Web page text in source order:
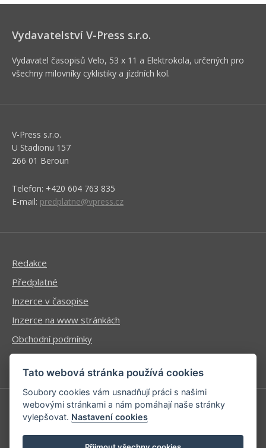
Vydavatelství V-Press s.r.o.
Vydavatel časopisů Velo, 53 x 11 a Elektrokola, určených pro
všechny milovníky cyklistiky a jízdních kol.
V-Press s.r.o.
U Stadionu 157
266 01 Beroun
Telefon: +420 604 763 835
E-mail: predplatne@vpress.cz
Redakce
Předplatné
Inzerce v časopise
Inzerce na www stránkách
Obchodní podmínky
Ochrana osobních údajů
Příhlášení | Registrace
Kontaktní informace
Tato webová stránka používá cookies
Soubory cookies vám usnadňují práci s našimi
webovými stránkami a nám pomáhají naše stránky
vylepšovat. Nastavení cookies